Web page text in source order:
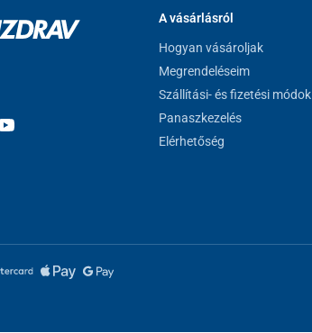
A vásárlásról
Hogyan vásároljak
Megrendeléseim
Szállítási- és fizetési módok
Panaszkezelés
Elérhetőség